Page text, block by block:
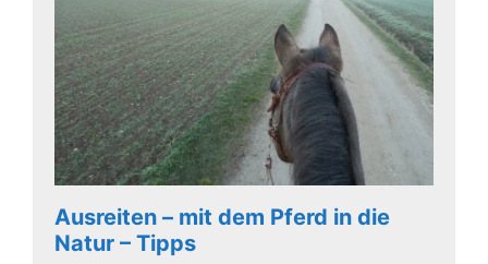
Ausreiten – mit dem Pferd in die
Natur – Tipps